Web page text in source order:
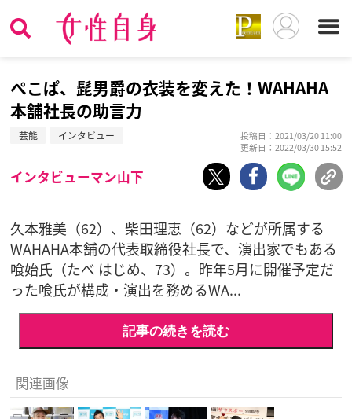
ぺこぱ、髭男爵の衣装を変えた！WAHAHA
本舗社長の助言力
芸能 インタビュー
投稿日：2021/03/20 11:00
更新日：2022/03/30 15:52
インタビューマン山下
久本雅美（62）、柴田理恵（62）などが所属する
WAHAHA本舗の代表取締役社長で、演出家でもある
喰始氏（たべ はじめ、73）。昨年5月に開催予定だ
った喰氏が構成・演出を務めるWA...
記事の続きを読む
関連画像